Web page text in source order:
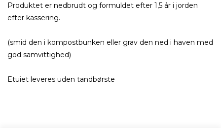
Produktet er nedbrudt og formuldet efter 1,5 år i jorden
efter kassering.
(smid den i kompostbunken eller grav den ned i haven med
god samvittighed)
Etuiet leveres uden tandbørste